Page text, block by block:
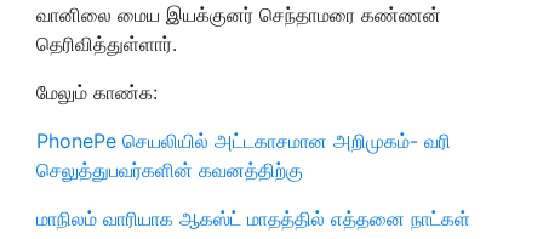
வானிலை மைய இயக்குனர் செந்தாமரை கண்ணன்
தெரிவித்துள்ளார்.
மேலும் காண்க:
PhonePe செயலியில் அட்டகாசமான அறிமுகம்- வரி
செலுத்துபவர்களின் கவனத்திற்கு
மாநிலம் வாரியாக ஆகஸ்ட் மாதத்தில் எத்தனை நாட்கள்